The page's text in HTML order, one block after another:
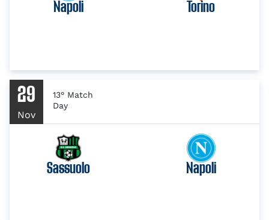
Napoli Torino
29
Nov
13° Match
Day
Sassuolo Napoli